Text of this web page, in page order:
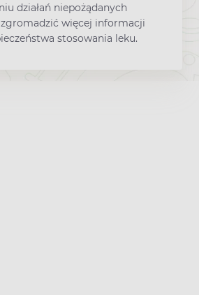
działań niepożądanych
więcej informacji
stosowania leku.